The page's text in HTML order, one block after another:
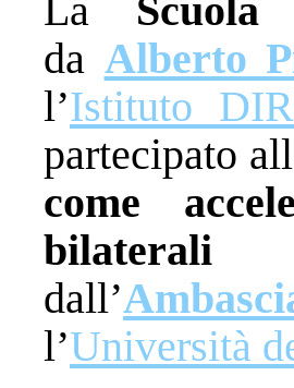
La Scuola
da Alberto
l’Istituto
partecipato
come
bilaterali
dall’
l’Università